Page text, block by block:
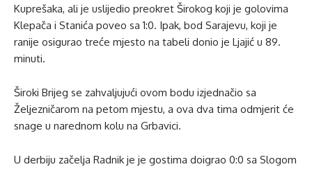
Kuprešaka, ali je uslijedio preokret Širokog koji je golovima
Klepača i Stanića poveo sa 1:0. Ipak, bod Sarajevu, koji je
ranije osigurao treće mjesto na tabeli donio je Ljajić u 89.
minuti.
Široki Brijeg se zahvaljujući ovom bodu izjednačio sa
Željezničarom na petom mjestu, a ova dva tima odmjerit će
snage u narednom kolu na Grbavici.
U derbiju začelja Radnik je je gostima doigrao 0:0 sa Slogom